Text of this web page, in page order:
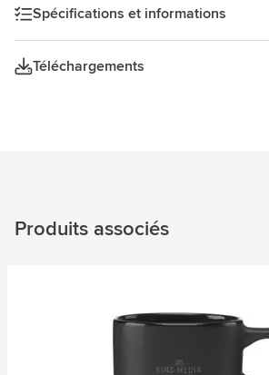
élégant pour tout amateur de café.
Spécifications et informations
Téléchargements
Produits associés